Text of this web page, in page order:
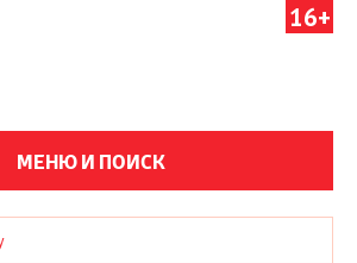
16+
МЕНЮ И ПОИСК